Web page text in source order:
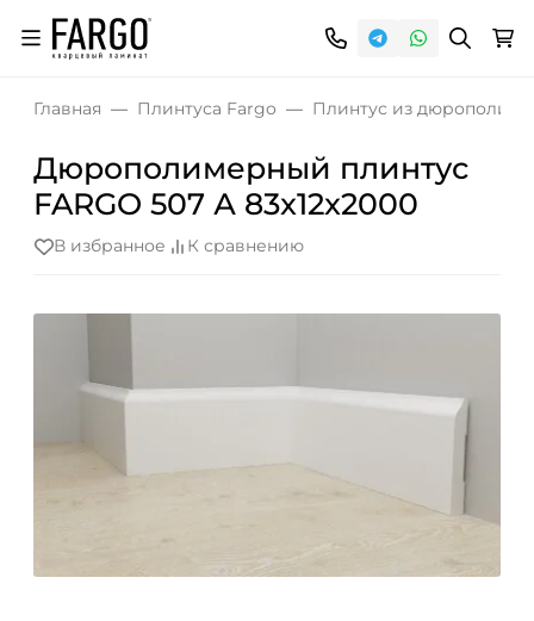
Главная Плинтуса Fargo Плинтус из
Дюрополимерный плинтус
FARGO 507 А 83x12x2000
В избранное К сравнению